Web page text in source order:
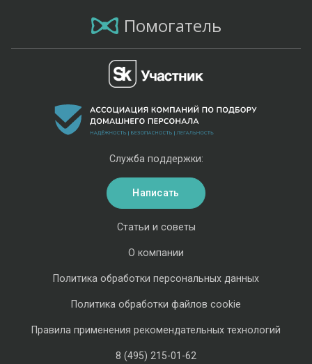
Помогатель
Статьи и советы
О компании
Политика обработки персональных данных
Политика обработки файлов cookie
Правила применения рекомендательных технологий
8 (495) 215-01-62
Служба поддержки:
Написать